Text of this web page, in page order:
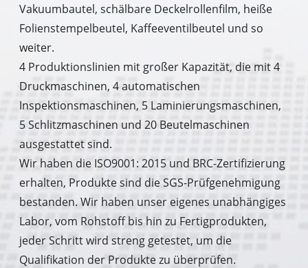
Vakuumbautel, schälbare Deckelrollenfilm, heiße
Folienstempelbeutel, Kaffeeventilbeutel und so
weiter.
4 Produktionslinien mit großer Kapazität, die mit 4
Druckmaschinen, 4 automatischen
Inspektionsmaschinen, 5 Laminierungsmaschinen,
5 Schlitzmaschinen und 20 Beutelmaschinen
ausgestattet sind.
Wir haben die ISO9001: 2015 und BRC-Zertifizierung
erhalten, Produkte sind die SGS-Prüfgenehmigung
bestanden. Wir haben unser eigenes unabhängiges
Labor, vom Rohstoff bis hin zu Fertigprodukten,
jeder Schritt wird streng getestet, um die
Qualifikation der Produkte zu überprüfen.